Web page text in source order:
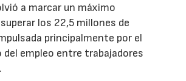
a marcar un máximo
los 22,5 millones de
principalmente por el
empleo entre trabajadores